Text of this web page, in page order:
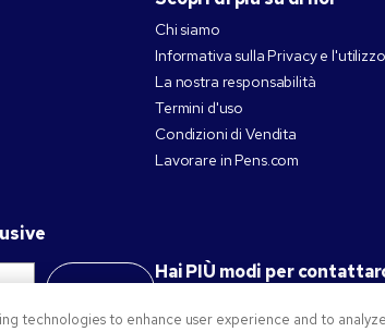
Iscriviti
Chi siamo
Informativa sulla Privacy e
La nostra responsabilità
Termini d'uso
Condizioni di Vendita
Lavorare in Pens.com
Hai PIÙ modi per
technologies to enhance user experience and to analyze